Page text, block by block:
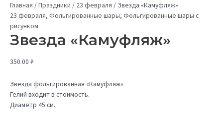
Главная /Праздники / 23 февраля / Звезда «Камуфляж»
23 февраля, Фольгированные шары, Фольгированные шары с
рисунком
Звезда «Камуфляж»
350.00 ₽
Звезда фольгированная «Камуфляж»
Гелий входит в стоимость.
Диаметр 45 см.